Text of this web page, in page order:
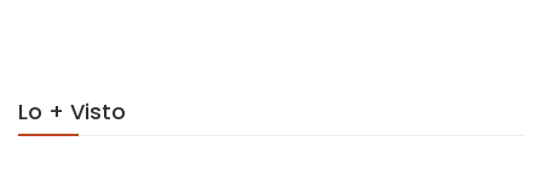
Lo + Visto